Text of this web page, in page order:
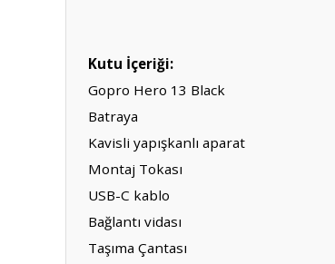
Kutu İçeriği:
Gopro Hero 13 Black
Batraya
Kavisli yapışkanlı aparat
Montaj Tokası
USB-C kablo
Bağlantı vidası
Taşıma Çantası